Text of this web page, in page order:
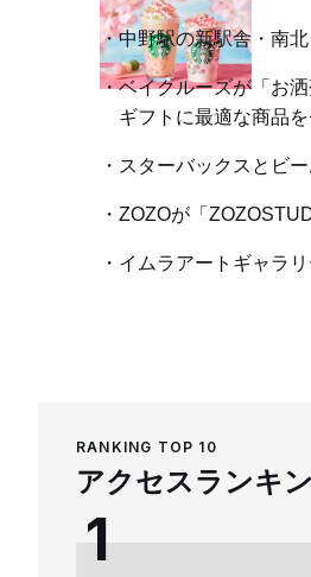
中野駅の新駅舎・南
ベイクルーズが「お
ギフトに最適な商品を
スターバックスとビ
ZOZOが「
イムラアートギャラ
RANKING TOP 10
アクセスランキ